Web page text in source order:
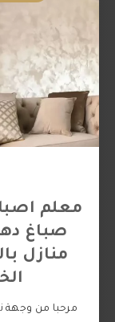
صباغ
منازل
مرحبا من وجهة